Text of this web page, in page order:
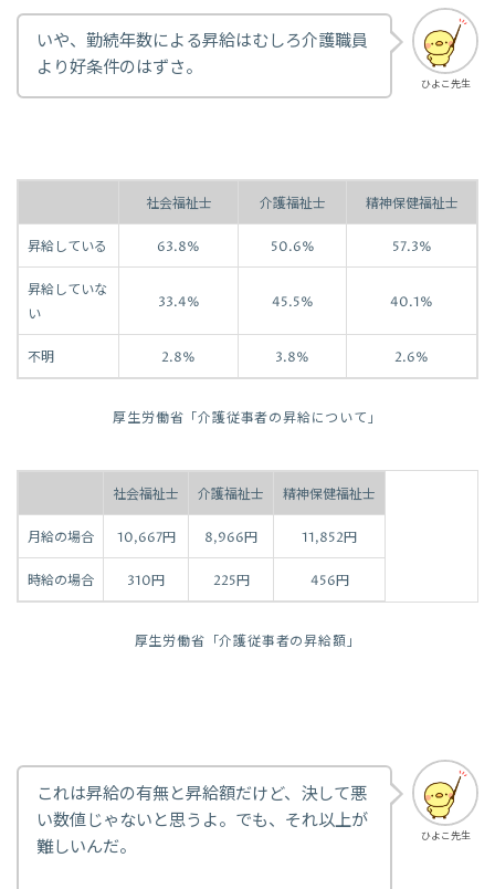
ひよこ先生
いや、勤続年数による昇給はむしろ介護職員
より好条件のはずさ。
社会福祉士 介護福祉士 精神保健福祉士
昇給している 63.8% 50.6% 57.3%
昇給していな
い
33.4% 45.5% 40.1%
不明 2.8% 3.8% 2.6%
厚生労働省「介護従事者の昇給について」
社会福祉士 介護福祉士 精神保健福祉士
月給の場合 10,667円 8,966円 11,852円
時給の場合 310円 225円 456円
厚生労働省「介護従事者の昇給額」
ひよこ先生
これは昇給の有無と昇給額だけど、決して悪
い数値じゃないと思うよ。でも、それ以上が
難しいんだ。